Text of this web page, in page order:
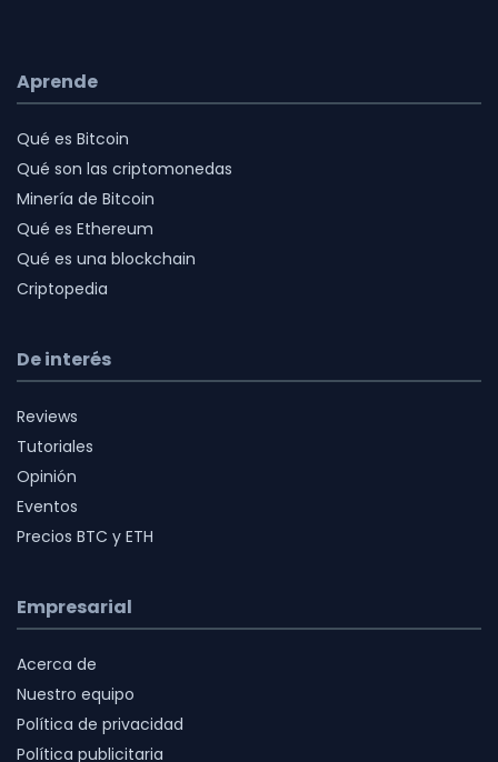
Aprende
Qué es Bitcoin
Qué son las criptomonedas
Minería de Bitcoin
Qué es Ethereum
Qué es una blockchain
Criptopedia
De interés
Reviews
Tutoriales
Opinión
Eventos
Precios BTC y ETH
Empresarial
Acerca de
Nuestro equipo
Política de privacidad
Política publicitaria